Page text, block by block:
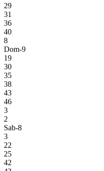
29
31
36
40
8
Dom-9
19
30
35
38
43
46
3
2
Sab-8
3
22
25
42